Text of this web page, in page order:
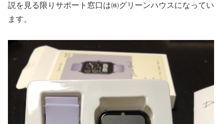
説を見る限りサポート窓口は㈱グリーンハウスになってい
ます。